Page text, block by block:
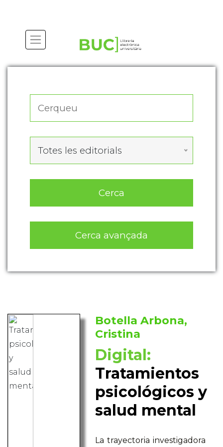
Totes les editorials
Cerca
Cerca avançada
Botella Arbona,
Cristina
Digital:
Tratamientos
psicológicos y
salud mental
La trayectoria investigadora